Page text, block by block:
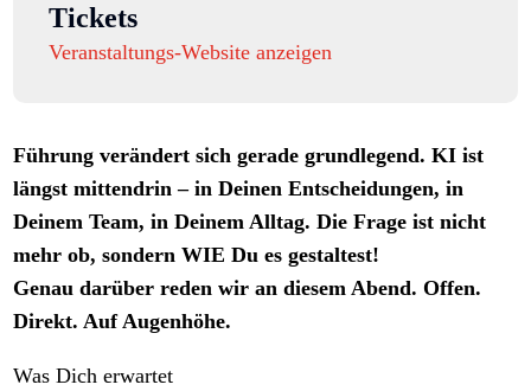
Tickets
Veranstaltungs-Website anzeigen
Führung verändert sich gerade grundlegend. KI ist
längst mittendrin – in Deinen Entscheidungen, in
Deinem Team, in Deinem Alltag. Die Frage ist nicht
mehr ob, sondern WIE Du es gestaltest!
Genau darüber reden wir an diesem Abend. Offen.
Direkt. Auf Augenhöhe.
Was Dich erwartet